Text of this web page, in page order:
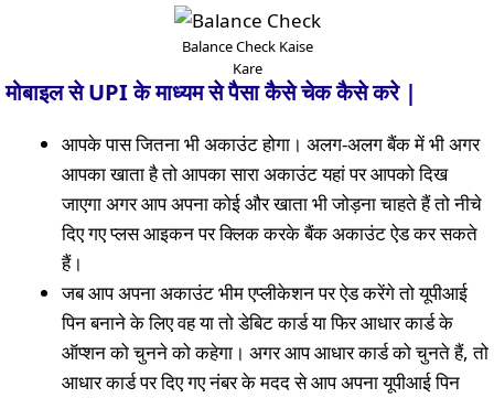
Balance Check Kaise
Kare
मोबाइल से UPI के माध्यम से पैसा कैसे चेक कैसे करे |
आपके पास जितना भी अकाउंट होगा। अलग-अलग बैंक में भी अगर
आपका खाता है तो आपका सारा अकाउंट यहां पर आपको दिख
जाएगा अगर आप अपना कोई और खाता भी जोड़ना चाहते हैं तो नीचे
दिए गए प्लस आइकन पर क्लिक करके बैंक अकाउंट ऐड कर सकते
हैं।
जब आप अपना अकाउंट भीम एप्लीकेशन पर ऐड करेंगे तो यूपीआई
पिन बनाने के लिए वह या तो डेबिट कार्ड या फिर आधार कार्ड के
ऑप्शन को चुनने को कहेगा। अगर आप आधार कार्ड को चुनते हैं, तो
आधार कार्ड पर दिए गए नंबर के मदद से आप अपना यूपीआई पिन